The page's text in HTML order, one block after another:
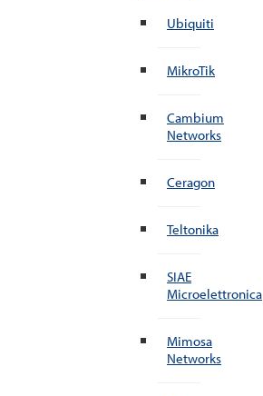
Ubiquiti
MikroTik
Cambium
Networks
Ceragon
Teltonika
SIAE
Microelettronica
Mimosa
Networks